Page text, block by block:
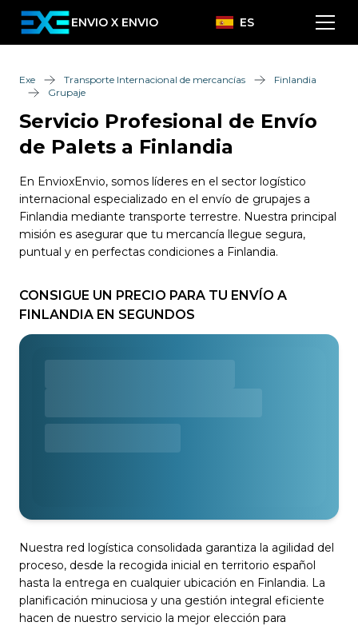
ENVIO X ENVIO ES
Exe Transporte Internacional de mercancías
Finlandia
Grupaje
Servicio Profesional de Envío
de Palets a Finlandia
En EnvioxEnvio, somos líderes en el sector logístico
internacional especializado en el envío de grupajes a
Finlandia mediante transporte terrestre. Nuestra principal
misión es asegurar que tu mercancía llegue segura,
puntual y en perfectas condiciones a Finlandia.
CONSIGUE UN PRECIO PARA TU ENVÍO A
FINLANDIA EN SEGUNDOS
Nuestra red logística consolidada garantiza la agilidad del
proceso, desde la recogida inicial en territorio español
hasta la entrega en cualquier ubicación en Finlandia. La
planificación minuciosa y una gestión integral eficiente
hacen de nuestro servicio la mejor elección para